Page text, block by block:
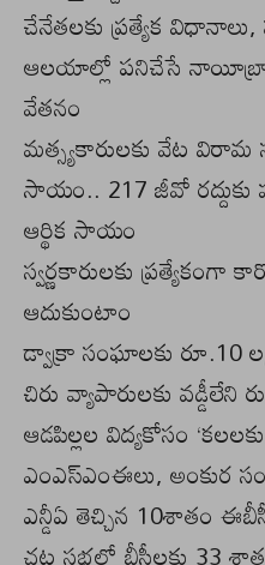
చేనేతలకు ప్రత్యేక
ఆలయాల్లో పనిచేసే
వేతనం
మత్స్యకారులకు వేట
సాయం.. 217 జీవో
ఆర్థిక సాయం
స్వర్ణకారులకు
ఆదుకుంటాం
డ్వాక్రా సంఘాలకు రూ.10
చిరు వ్యాపారులకు వడ్డీలేని
ఆడపిల్లల విద్యకోసం
ఎంఎస్‌ఎంఈలు, అంకుర
ఎన్డీఏ తెచ్చిన 10శాతం